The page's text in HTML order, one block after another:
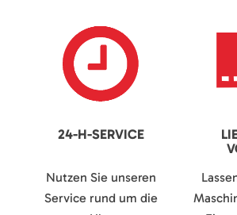
24-H-SERVICE
Nutzen Sie unseren
Service rund um die